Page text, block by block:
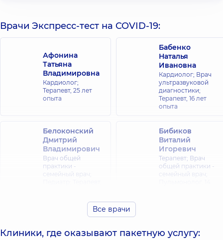
Врачи Экспресс-тест на COVID-19:
Афонина
Татьяна
Владимировна
Кардиолог;
Терапевт, 25 лет
опыта
Бабенко
Наталья
Ивановна
Кардиолог; Врач
ультразвуковой
диагностики;
Терапевт, 16 лет
опыта
Белоконский
Дмитрий
Владимирович
Врач общей
практики -
семейный врач;
Бибиков
Виталий
Игоревич
Терапевт; Врач
общей практики -
семейный врач;
Николаевна
Педиатр; Врач
Все врачи
Клиники, где оказывают пакетную услугу: